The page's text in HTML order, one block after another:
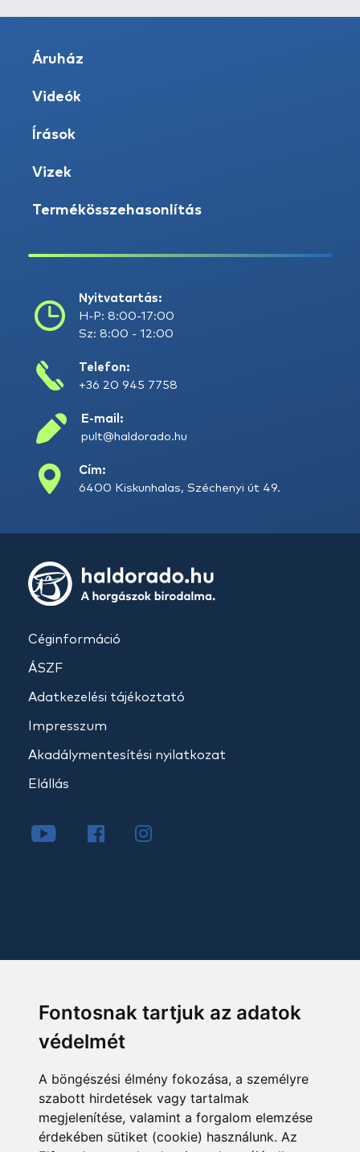
Fontosnak tartjuk az adatok
védelmét
A böngészési élmény fokozása, a személyre
szabott hirdetések vagy tartalmak
megjelenítése, valamint a forgalom elemzése
érdekében sütiket (cookie) használunk. Az
Áruház
Videók
Írások
Vizek
Termékösszehasonlítás
Nyitvatartás:
H-P: 8:00-17:00
Sz: 8:00 - 12:00
Telefon:
+36 20 945 7758
E-mail:
pult@haldorado.hu
Cím:
6400 Kiskunhalas, Széchenyi út 49.
Céginformáció
ÁSZF
Adatkezelési tájékoztató
Impresszum
Akadálymentesítési nyilatkozat
Elállás